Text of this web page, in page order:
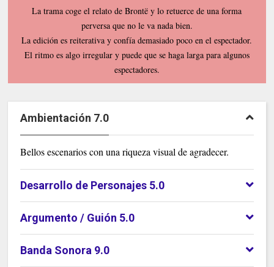
La trama coge el relato de Brontë y lo retuerce de una forma
perversa que no le va nada bien.
La edición es reiterativa y confía demasiado poco en el espectador.
El ritmo es algo irregular y puede que se haga larga para algunos
espectadores.
Ambientación 7.0
Bellos escenarios con una riqueza visual de agradecer.
Desarrollo de Personajes 5.0
Argumento / Guión 5.0
Banda Sonora 9.0